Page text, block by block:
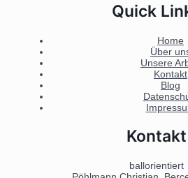
Quick
Home
Über
Unsere
Kontakt
Blog
Kontakt
ballorientiert